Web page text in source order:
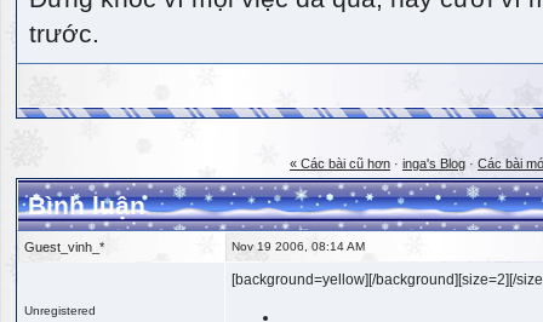
trước.
« Các bài cũ hơn · inga's Blog · Các bài
Bình luận
Guest_vinh_* Nov 19 2006, 08:14 AM
Unregistered
[background=yellow][/background][size=2][/